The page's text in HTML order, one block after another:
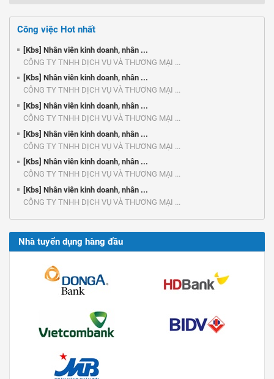
Công việc Hot nhất
[Kbs] Nhân viên kinh doanh, nhân ...
CÔNG TY TNHH DỊCH VỤ VÀ THƯƠNG MẠI ...
[Kbs] Nhân viên kinh doanh, nhân ...
CÔNG TY TNHH DỊCH VỤ VÀ THƯƠNG MẠI ...
[Kbs] Nhân viên kinh doanh, nhân ...
CÔNG TY TNHH DỊCH VỤ VÀ THƯƠNG MẠI ...
[Kbs] Nhân viên kinh doanh, nhân ...
CÔNG TY TNHH DỊCH VỤ VÀ THƯƠNG MẠI ...
[Kbs] Nhân viên kinh doanh, nhân ...
CÔNG TY TNHH DỊCH VỤ VÀ THƯƠNG MẠI ...
[Kbs] Nhân viên kinh doanh, nhân ...
CÔNG TY TNHH DỊCH VỤ VÀ THƯƠNG MẠI ...
Nhà tuyển dụng hàng đầu